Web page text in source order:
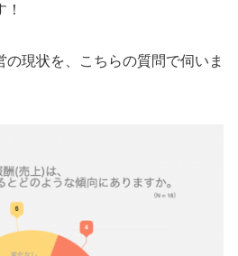
の現状を、こちらの質問で伺いま